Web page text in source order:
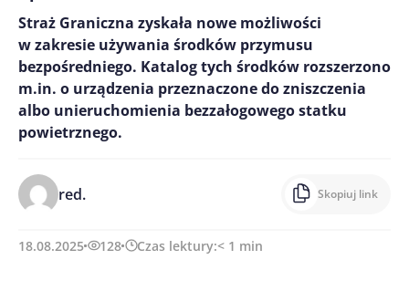
Straż Graniczna zyskała nowe możliwości
w zakresie używania środków przymusu
bezpośredniego. Katalog tych środków rozszerzono
m.in. o urządzenia przeznaczone do zniszczenia
albo unieruchomienia bezzałogowego statku
powietrznego.
red. Skopiuj link
18.08.2025 128 Czas lektury:< 1 min